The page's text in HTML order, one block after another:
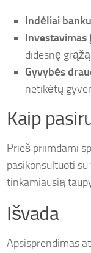
Indėliai
Investavimas
didesnę
Gyvybės
netikėtų
Kaip
Prieš priimdami
pasikonsultuoti
tinkamiausią
Išvada
Apsisprendimas